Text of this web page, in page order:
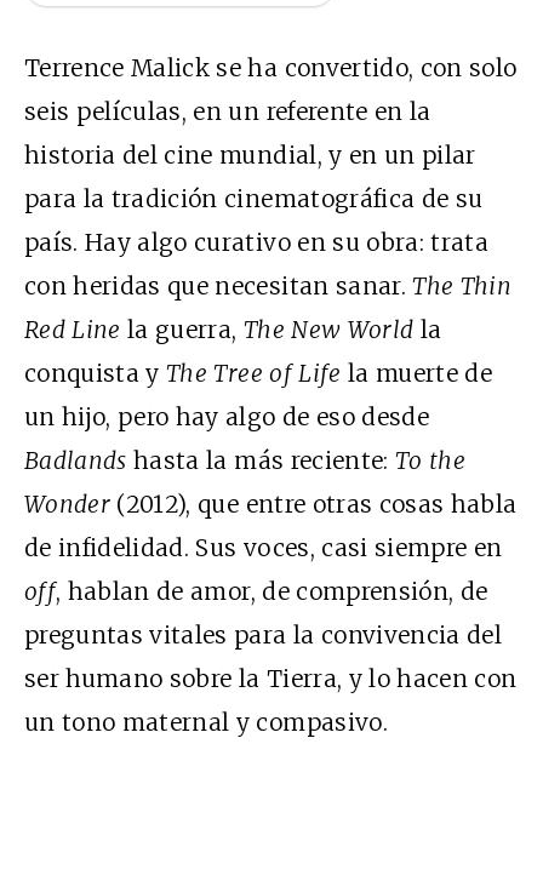
Terrence Malick se ha convertido, con solo
seis películas, en un referente en la
historia del cine mundial, y en un pilar
para la tradición cinematográfica de su
país. Hay algo curativo en su obra: trata
con heridas que necesitan sanar.The Thin
Red Line la guerra, The New World la
conquista yThe Tree of Life la muerte de
un hijo, pero hay algo de eso desde
Badlands hasta la más reciente: To the
Wonder (2012), que entre otras cosas habla
de infidelidad. Sus voces, casi siempre en
off, hablan de amor, de comprensión, de
preguntas vitales para la convivencia del
ser humano sobre la Tierra, y lo hacen con
un tono maternal y compasivo.